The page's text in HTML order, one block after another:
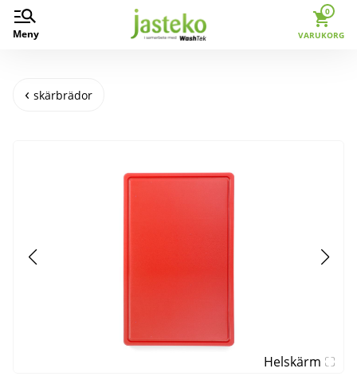
Meny
0
VARUKORG
skärbrädor
Helskärm